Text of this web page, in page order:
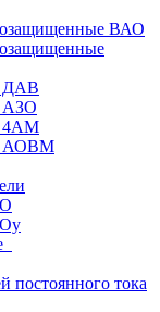
ВАО
ДАВ
АЗО
4АМ
АОВМ
постоянного тока